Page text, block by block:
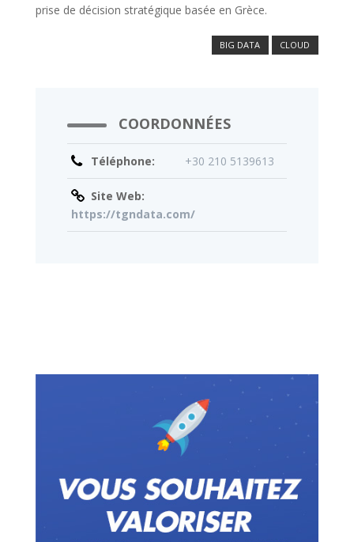
prise de décision stratégique basée en Grèce.
BIG DATA CLOUD
COORDONNÉES
Téléphone: +30 210 5139613
Site Web:
https://tgndata.com/